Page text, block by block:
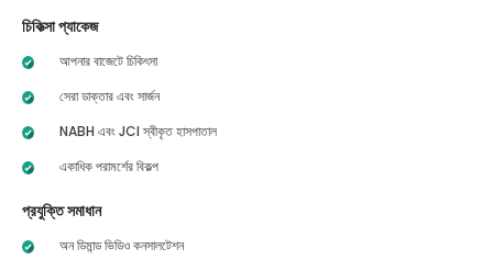
চিকিত্সা প্যাকেজ
আপনার বাজেটে চিকিৎসা
সেরা ডাক্তার এবং সার্জন
NABH এবং JCI স্বীকৃত হাসপাতাল
একাধিক পরামর্শের বিকল্প
প্রযুক্তি সমাধান
অন ডিমান্ড ভিডিও কনসালটেশন